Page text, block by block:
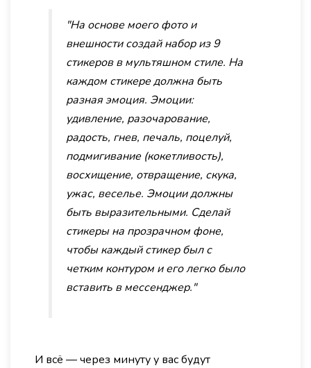
"На основе моего фото и
внешности создай набор из 9
стикеров в мультяшном стиле. На
каждом стикере должна быть
разная эмоция. Эмоции:
удивление, разочарование,
радость, гнев, печаль, поцелуй,
подмигивание (кокетливость),
восхищение, отвращение, скука,
ужас, веселье. Эмоции должны
быть выразительными. Сделай
стикеры на прозрачном фоне,
чтобы каждый стикер был с
четким контуром и его легко было
вставить в мессенджер."
И всё — через минуту у вас будут